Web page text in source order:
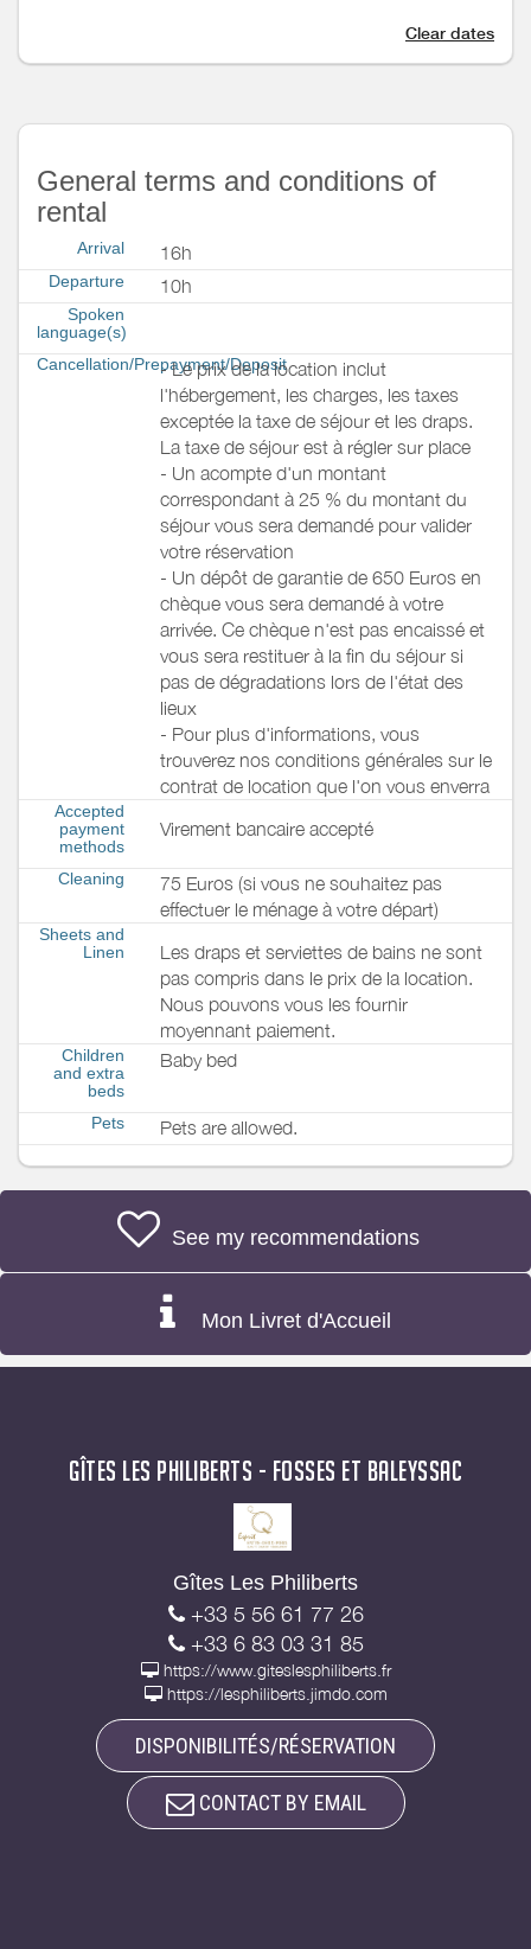
Clear dates
General terms and conditions of
rental
Arrival 16h
Departure 10h
Spoken
language(s)
Cancellation/Prepayment/Deposit
- Le prix de la location inclut
l'hébergement, les charges, les taxes
exceptée la taxe de séjour et les draps.
La taxe de séjour est à régler sur place
- Un acompte d'un montant
correspondant à 25 % du montant du
séjour vous sera demandé pour valider
votre réservation
- Un dépôt de garantie de 650 Euros en
chèque vous sera demandé à votre
arrivée. Ce chèque n'est pas encaissé et
vous sera restituer à la fin du séjour si
pas de dégradations lors de l'état des
lieux
- Pour plus d'informations, vous
trouverez nos conditions générales sur le
contrat de location que l'on vous enverra
Accepted
payment
methods
Virement bancaire accepté
Cleaning
75 Euros (si vous ne souhaitez pas
effectuer le ménage à votre départ)
Sheets and
Linen
Les draps et serviettes de bains ne sont
pas compris dans le prix de la location.
Nous pouvons vous les fournir
moyennant paiement.
Children
and extra
beds
Baby bed
Pets Pets are allowed.
See my recommendations
Mon Livret d'Accueil
GÎTES LES PHILIBERTS - FOSSES ET BALEYSSAC
Gîtes Les Philiberts
+33 5 56 61 77 26
+33 6 83 03 31 85
https://www.giteslesphiliberts.fr
https://lesphiliberts.jimdo.com
DISPONIBILITÉS/RÉSERVATION
CONTACT BY EMAIL